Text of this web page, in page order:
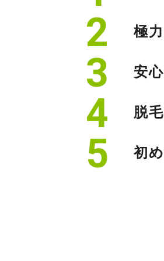
極
安
脱
初